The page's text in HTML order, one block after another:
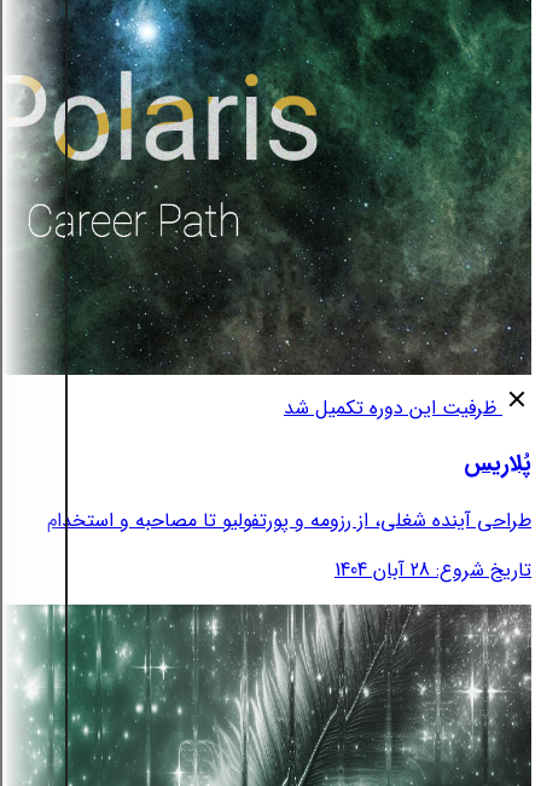
ظرفیت این دوره تکمیل شد
پُلاریس
طراحی آینده شغلی، از رزومه و پورتفولیو تا مصاحبه و استخدام
تاریخ شروع: 28 آبان 1404